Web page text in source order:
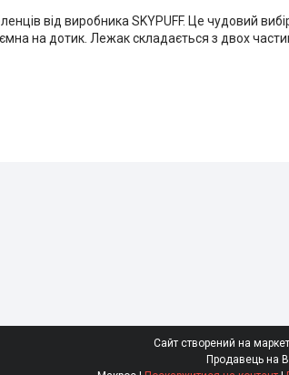
від виробника SKYPUFF. Це чудовий
на дотик. Лежак складається з двох
Сайт створений на
Продавець на